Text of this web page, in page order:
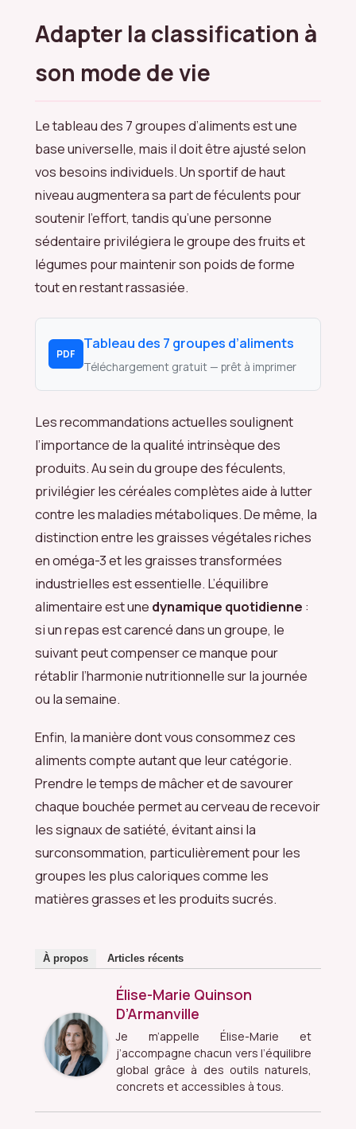
Adapter la classification à
son mode de vie
Le tableau des 7 groupes d’aliments est une
base universelle, mais il doit être ajusté selon
vos besoins individuels. Un sportif de haut
niveau augmentera sa part de féculents pour
soutenir l’effort, tandis qu’une personne
sédentaire privilégiera le groupe des fruits et
légumes pour maintenir son poids de forme
tout en restant rassasiée.
PDF
Tableau des 7 groupes d’aliments
Téléchargement gratuit — prêt à imprimer
Les recommandations actuelles soulignent
l’importance de la qualité intrinsèque des
produits. Au sein du groupe des féculents,
privilégier les céréales complètes aide à lutter
contre les maladies métaboliques. De même, la
distinction entre les graisses végétales riches
en oméga-3 et les graisses transformées
industrielles est essentielle. L’équilibre
alimentaire est une dynamique quotidienne :
si un repas est carencé dans un groupe, le
suivant peut compenser ce manque pour
rétablir l’harmonie nutritionnelle sur la journée
ou la semaine.
Enfin, la manière dont vous consommez ces
aliments compte autant que leur catégorie.
Prendre le temps de mâcher et de savourer
chaque bouchée permet au cerveau de recevoir
les signaux de satiété, évitant ainsi la
surconsommation, particulièrement pour les
groupes les plus caloriques comme les
matières grasses et les produits sucrés.
À propos Articles récents
Élise-Marie Quinson
D’Armanville
Je m’appelle Élise-Marie et
j’accompagne chacun vers l’équilibre
global grâce à des outils naturels,
concrets et accessibles à tous.